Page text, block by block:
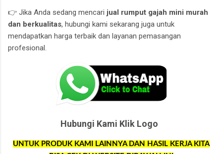
👉 Jika Anda sedang mencari jual rumput gajah mini murah
dan berkualitas, hubungi kami sekarang juga untuk
mendapatkan harga terbaik dan layanan pemasangan
profesional.
Hubungi Kami Klik Logo
UNTUK PRODUK KAMI LAINNYA DAN HASIL KERJA KITA